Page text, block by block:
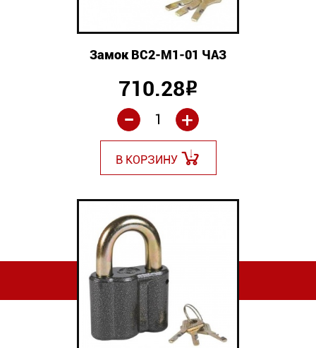
Замок ВС2-М1-01 ЧАЗ
710.28Р
+
-
В КОРЗИНУ